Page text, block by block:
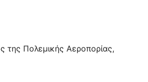
της Πολεμικής Αεροπορίας,